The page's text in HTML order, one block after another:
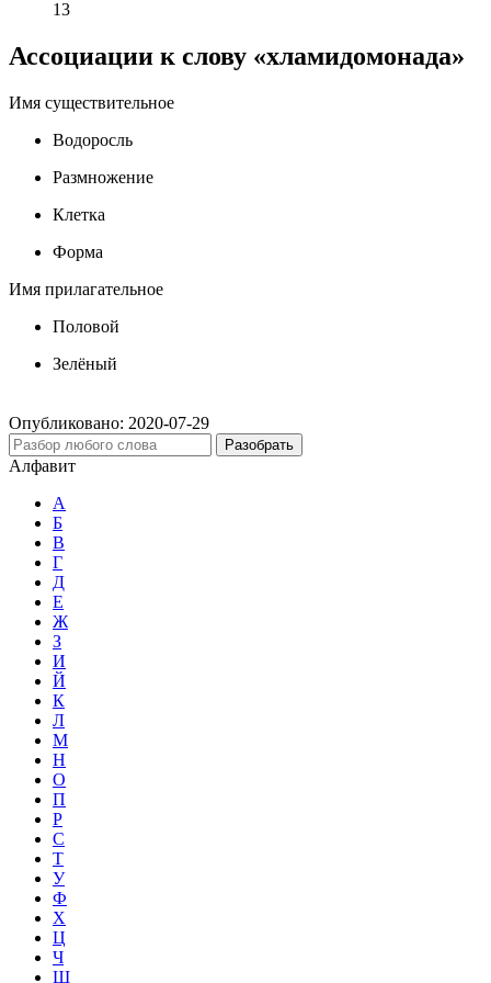
13
Ассоциации к слову «хламидомонада»
Имя существительное
Водоросль
Размножение
Клетка
Форма
Имя прилагательное
Половой
Зелёный
Опубликовано: 2020-07-29
Разобрать
Алфавит
А
Б
В
Г
Д
Е
Ж
З
И
Й
К
Л
М
Н
О
П
Р
С
Т
У
Ф
Х
Ц
Ч
Ш